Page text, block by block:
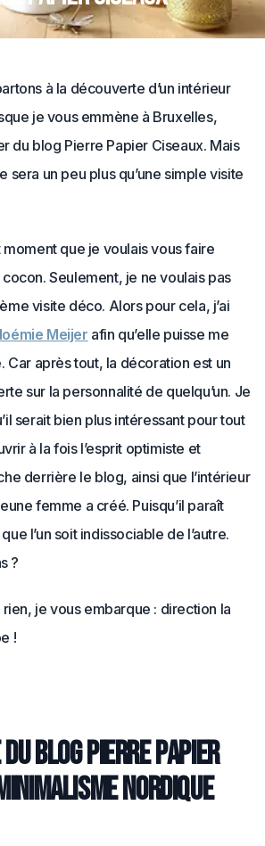
à la découverte d’un intérieur
je vous emmène à Bruxelles,
du blog Pierre Papier Ciseaux. Mais
sera un peu plus qu’une simple visite
que je voulais vous faire
Seulement, je ne voulais pas
visite déco. Alors pour cela, j’ai
Meijer afin qu’elle puisse me
Car après tout, la décoration est un
sur la personnalité de quelqu’un. Je
serait bien plus intéressant pour tout
à la fois l’esprit optimiste et
derrière le blog, ainsi que l’intérieur
femme a créé. Puisqu’il paraît
l’un soit indissociable de l’autre.
?
je vous embarque : direction la
!
du blog Pierre Papier
nordique